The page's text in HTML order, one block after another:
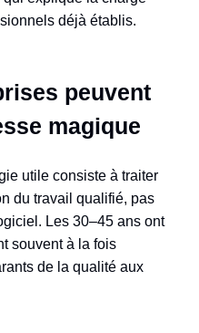
déjà établis.
peuvent
magique
utile consiste à traiter
du travail qualifié, pas
Les 30–45 ans ont
souvent à la fois
de la qualité aux